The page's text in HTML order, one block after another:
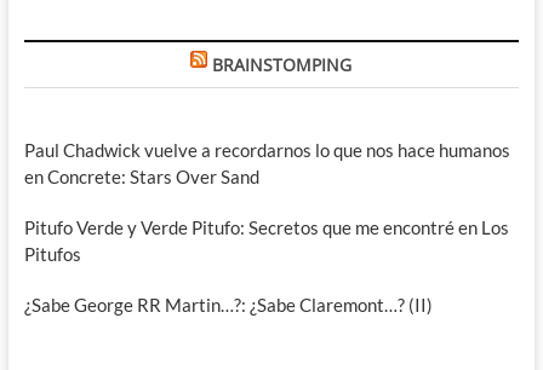
BRAINSTOMPING
Paul Chadwick vuelve a recordarnos lo que nos hace humanos
en Concrete: Stars Over Sand
Pitufo Verde y Verde Pitufo: Secretos que me encontré en Los
Pitufos
¿Sabe George RR Martin…?: ¿Sabe Claremont…? (II)